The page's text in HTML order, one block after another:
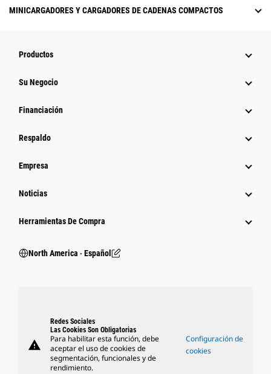
MINICARGADORES Y CARGADORES DE CADENAS COMPACTOS
Productos
Su Negocio
Financiación
Respaldo
Empresa
Noticias
Herramientas De Compra
North America ‧ Español
warning
Redes Sociales
Las Cookies Son Obligatorias
Para habilitar esta función, debe
aceptar el uso de cookies de
segmentación, funcionales y de
rendimiento.
Configuración de
cookies